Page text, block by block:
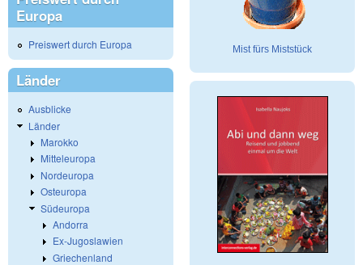
Europa
Preiswert durch Europa
Länder
Ausblicke
Länder
Marokko
Mitteleuropa
Nordeuropa
Osteuropa
Südeuropa
Andorra
Ex-Jugoslawien
Griechenland
Mist fürs Miststück